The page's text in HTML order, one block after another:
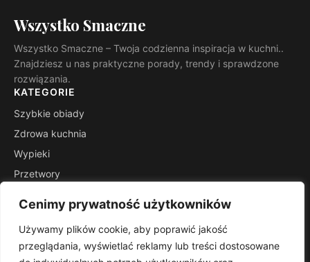
Cenimy prywatność użytkowników
Używamy plików cookie, aby poprawić jakość
przeglądania, wyświetlać reklamy lub treści dostosowane
Wszystko Smaczne
Wszystko Smaczne – Twoja codzienna inspiracja w kuchni..
Znajdziesz u nas praktyczne porady, trendy i sprawdzone
rozwiązania.
KATEGORIE
Szybkie obiady
Zdrowa kuchnia
Wypieki
Przetwory
Porady mistrza
INFORMACJE
Kontakt